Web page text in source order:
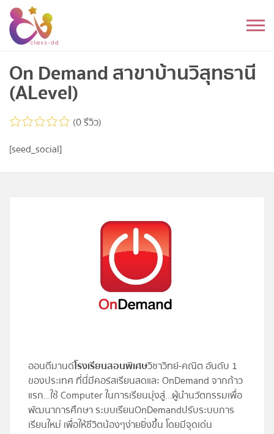
Skip
content
อนุบาล
ประถม
มัธยมต้น
โปรไฟล์
ลงทะเบียน
เข้าสู่ระบบ
On Demand สาขาบ้านวิสุทธานี
(ALevel)
(0 รีวิว)
[seed_social]
ออนดีมานด์โรงเรียนสอนพิเศษวิชาวิทย์-คณิต อันดับ 1
ของประเทศ ที่นี่มีคอร์สเรียนสดและ OnDemand จากก้าว
แรก…ใช้ Computer ในการเรียนมุ่งสู่…ผู้นำนวัตกรรมเพื่อ
พัฒนาการศึกษา ระบบเรียน OnDemand ปรับระบบการ
เรียนใหม่ เพื่อให้ชีวิตน้องๆง่ายยิ่งขึ้น โดยมีจุดเด่น